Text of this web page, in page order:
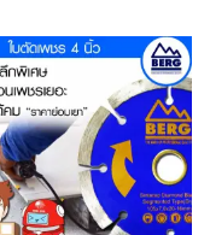
฿1,250